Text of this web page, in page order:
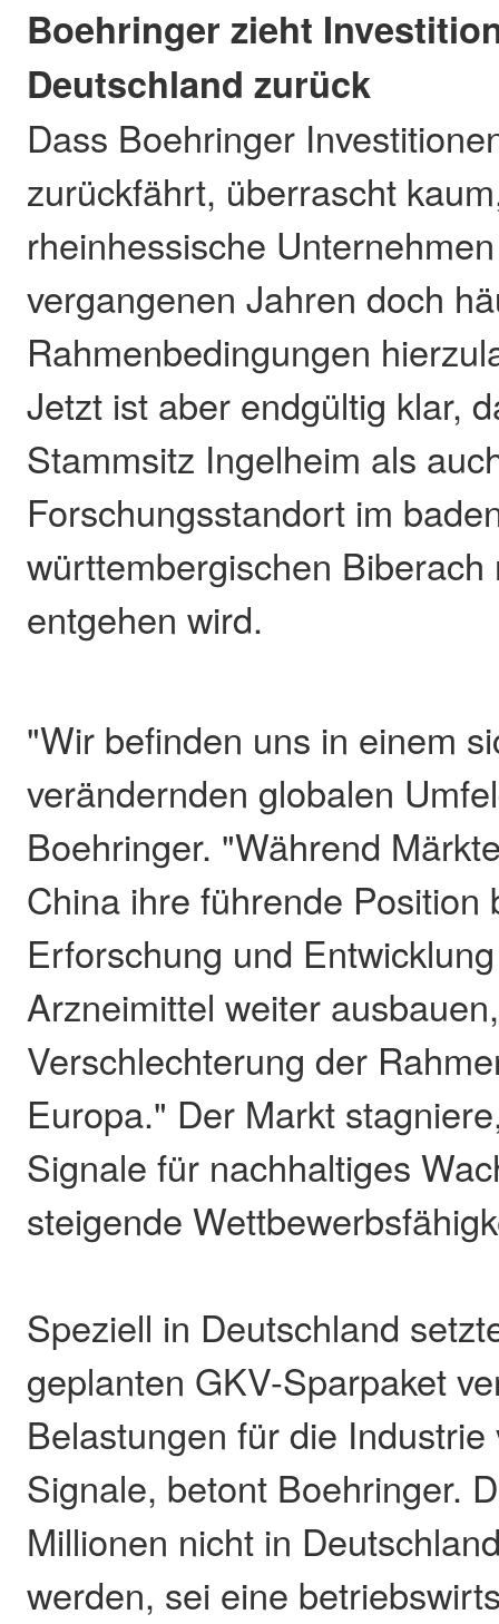
Boehringer zieht
Deutschland zurück
Dass Boehringer
zurückfährt, überrascht
rheinhessische
vergangenen Jahren doch
Rahmenbedingungen
Jetzt ist aber endgültig klar,
Stammsitz Ingelheim als
Forschungsstandort im
württembergischen Biberach
entgehen wird.
"Wir befinden uns in einem
verändernden globalen
Boehringer. "Während
China ihre führende Position
Erforschung und
Arzneimittel weiter
Verschlechterung der
Europa." Der Markt
Signale für nachhaltiges
steigende
Speziell in Deutschland
geplanten GKV-Sparpaket
Belastungen für die
Signale, betont Boehringer.
Millionen nicht in
werden, sei eine